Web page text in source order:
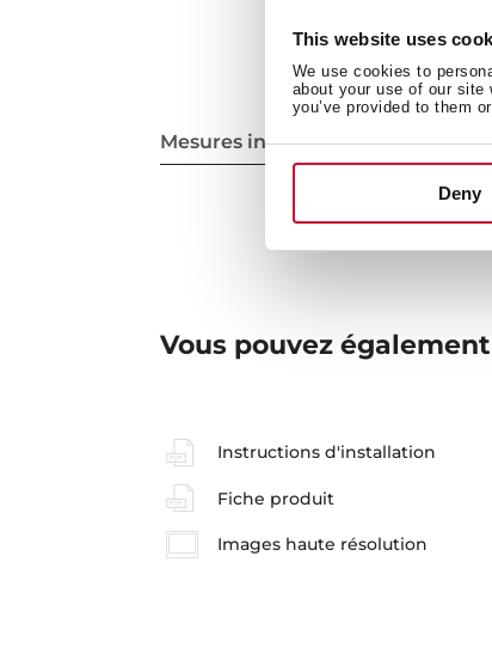
This website uses
We use cookies to
about your use of our site
you’ve provided to them
Deny
Mesures intérieures
Vous pouvez
Instructions d'installation
Fiche produit
Images haute résolution